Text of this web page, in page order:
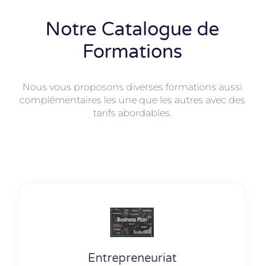
Notre Catalogue de
Formations
Nous vous proposons diverses formations aussi
complémentaires les une que les autres avec des
tarifs abordables.
Entrepreneuriat